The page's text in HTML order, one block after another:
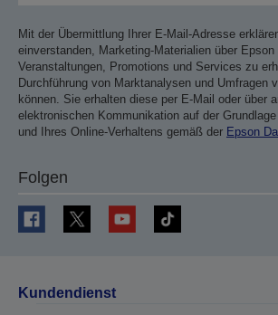
Mit der Übermittlung Ihrer E-Mail-Adresse
einverstanden, Marketing-Materialien über Epson
Veranstaltungen, Promotions und Services zu
Durchführung von Marktanalysen und Umfragen
können. Sie erhalten diese per E-Mail oder über
elektronischen Kommunikation auf der
und Ihres Online-Verhaltens gemäß der Epson
Folgen
Kundendienst